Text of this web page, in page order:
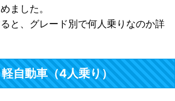
ました。
と、グレード別で何人乗りなのか詳
自動車（4人乗り）